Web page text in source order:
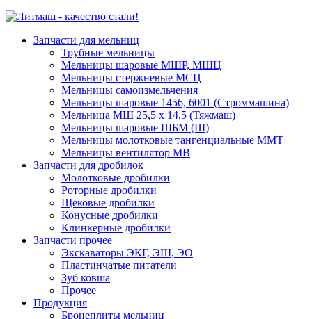
Запчасти для мельниц
Трубные мельницы
Мельницы шаровые МШР, МШЦ
Мельницы стержневые МСЦ
Мельницы самоизмельчения
Мельницы шаровые 1456, 6001 (Строммашина)
Мельница МШ 25,5 х 14,5 (Тяжмаш)
Мельницы шаровые ШБМ (Ш)
Мельницы молотковые тангенциальные ММТ
Мельницы вентилятор МВ
Запчасти для дробилок
Молотковые дробилки
Роторные дробилки
Щековые дробилки
Конусные дробилки
Клинкерные дробилки
Запчасти прочее
Экскаваторы ЭКГ, ЭШ, ЭО
Пластинчатые питатели
Зуб ковша
Прочее
Продукция
Бронеплиты мельниц